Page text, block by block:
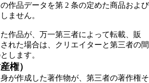
作品データを第 2 条の定めた商品および
ません。
作品が、万一第三者によって転載、販
れた場合は、クリエイターと第三者の間
します。
権）
が作成した著作物が、第三者の著作権そ